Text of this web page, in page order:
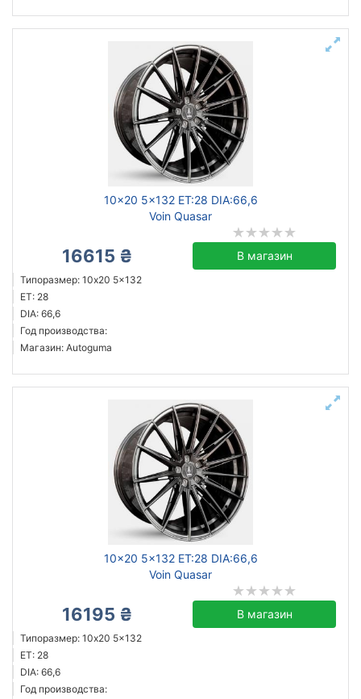
10x20 5x132 ET:28 DIA:66,6
Voin Quasar
16615 ₴ В магазин
Типоразмер: 10x20 5x132
ET: 28
DIA: 66,6
Год производства:
Магазин: Autoguma
10x20 5x132 ET:28 DIA:66,6
Voin Quasar
16195 ₴ В магазин
Типоразмер: 10x20 5x132
ET: 28
DIA: 66,6
Год производства:
Подобрать